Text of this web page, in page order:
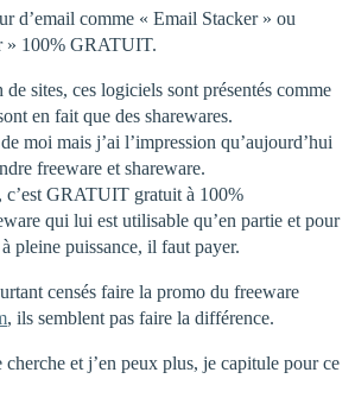
d’email comme « Email Stacker » ou
» 100% GRATUIT.
de sites, ces logiciels sont présentés comme
en fait que des sharewares.
moi mais j’ai l’impression qu’aujourd’hui
freeware et shareware.
c’est GRATUIT gratuit à 100%
qui lui est utilisable qu’en partie et pour
pleine puissance, il faut payer.
censés faire la promo du freeware
, ils semblent pas faire la différence.
et j’en peux plus, je capitule pour ce